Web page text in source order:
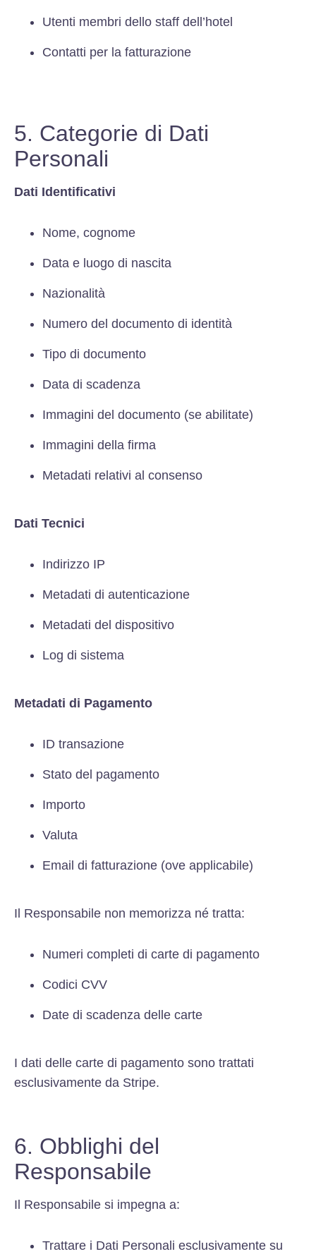
Utenti membri dello staff dell’hotel
Contatti per la fatturazione
5. Categorie di Dati
Personali
Dati Identificativi
Nome, cognome
Data e luogo di nascita
Nazionalità
Numero del documento di identità
Tipo di documento
Data di scadenza
Immagini del documento (se abilitate)
Immagini della firma
Metadati relativi al consenso
Dati Tecnici
Indirizzo IP
Metadati di autenticazione
Metadati del dispositivo
Log di sistema
Metadati di Pagamento
ID transazione
Stato del pagamento
Importo
Valuta
Email di fatturazione (ove applicabile)
Il Responsabile non memorizza né tratta:
Numeri completi di carte di pagamento
Codici CVV
Date di scadenza delle carte
I dati delle carte di pagamento sono trattati
esclusivamente da Stripe.
6. Obblighi del
Responsabile
Il Responsabile si impegna a:
Trattare i Dati Personali esclusivamente su